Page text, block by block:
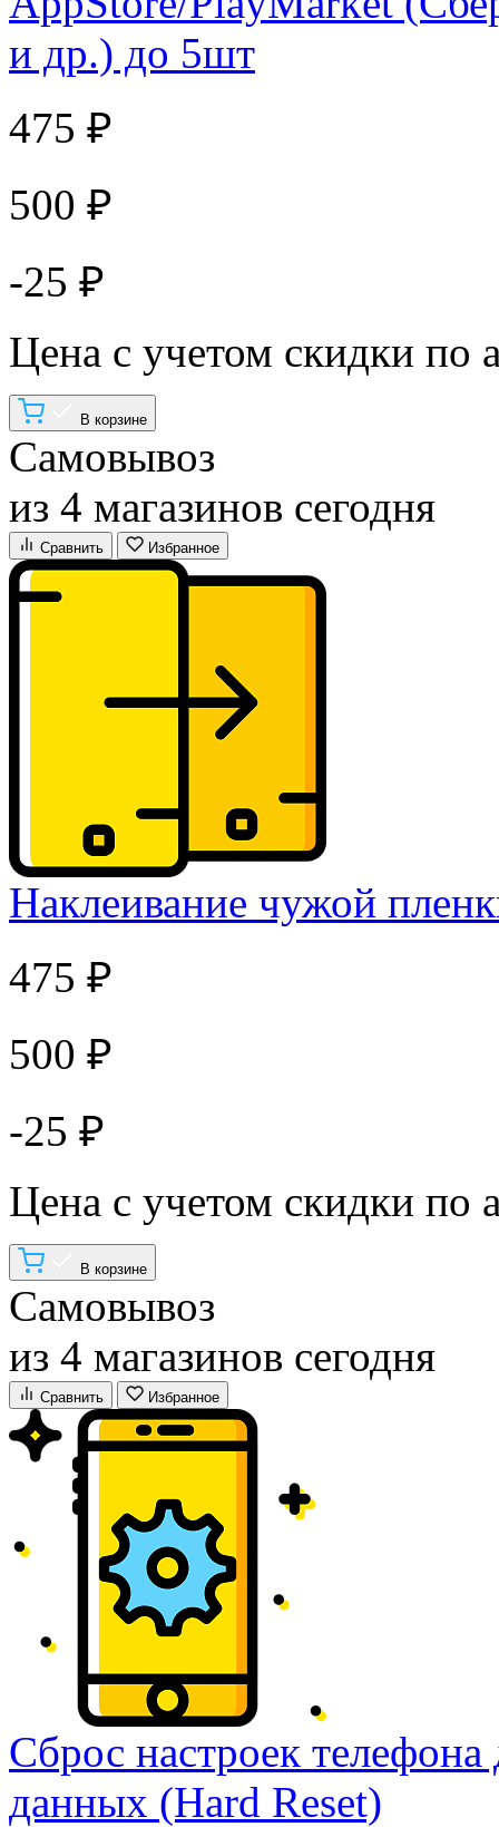
и др.) до 5шт
475 ₽
500 ₽
-25 ₽
Цена с учетом скидки по
В корзине
Самовывоз
из 4 магазинов сегодня
Сравнить Избранное
Наклеивание чужой
475 ₽
500 ₽
-25 ₽
Цена с учетом скидки по
В корзине
Самовывоз
из 4 магазинов сегодня
Сравнить Избранное
Сброс настроек телефона
данных (Hard Reset)